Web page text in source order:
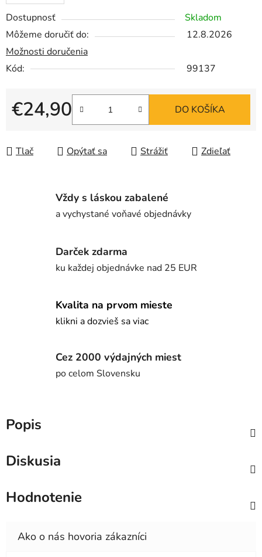
Dostupnosť
Skladom
Môžeme doručiť do:
12.8.2026
Možnosti doručenia
Kód:
99137
€24,90
Jednotková cena:
DO KOŠÍKA
Tlač Opýtať sa Strážiť Zdieľať
Vždy s láskou zabalené
a vychystané voňavé objednávky
Darček zdarma
ku každej objednávke nad 25 EUR
Kvalita na prvom mieste
klikni a dozvieš sa viac
Cez 2000 výdajných miest
po celom Slovensku
Popis
Diskusia
Hodnotenie